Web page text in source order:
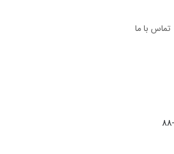
تماس با ما